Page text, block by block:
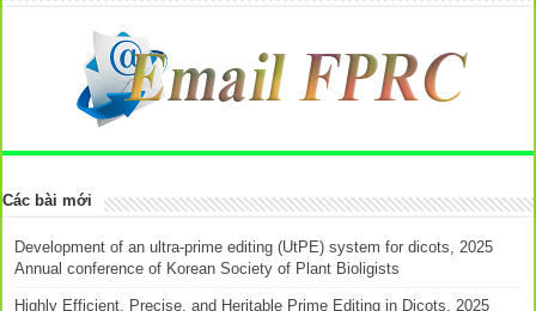
Các bài mới
Development of an ultra-prime editing (UtPE) system for dicots, 2025
Annual conference of Korean Society of Plant Bioligists
Highly Efficient, Precise, and Heritable Prime Editing in Dicots, 2025